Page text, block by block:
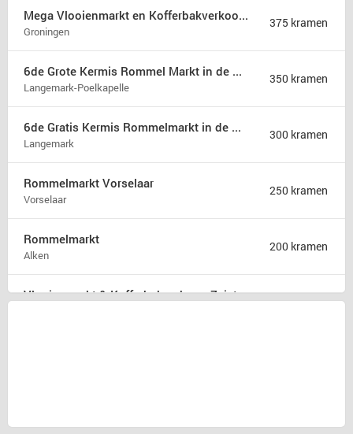
Mega Vlooienmarkt en Kofferbakverkoop Groningen (mega markt)
Groningen
375 kramen
6de Grote Kermis Rommel Markt in de Madonna
Langemark-Poelkapelle
350 kramen
6de Gratis Kermis Rommelmarkt in de Madonna
Langemark
300 kramen
Rommelmarkt Vorselaar
Vorselaar
250 kramen
Rommelmarkt
Alken
200 kramen
Vlooienmarkt & Kofferbakverkoop Zeist 175 kramen